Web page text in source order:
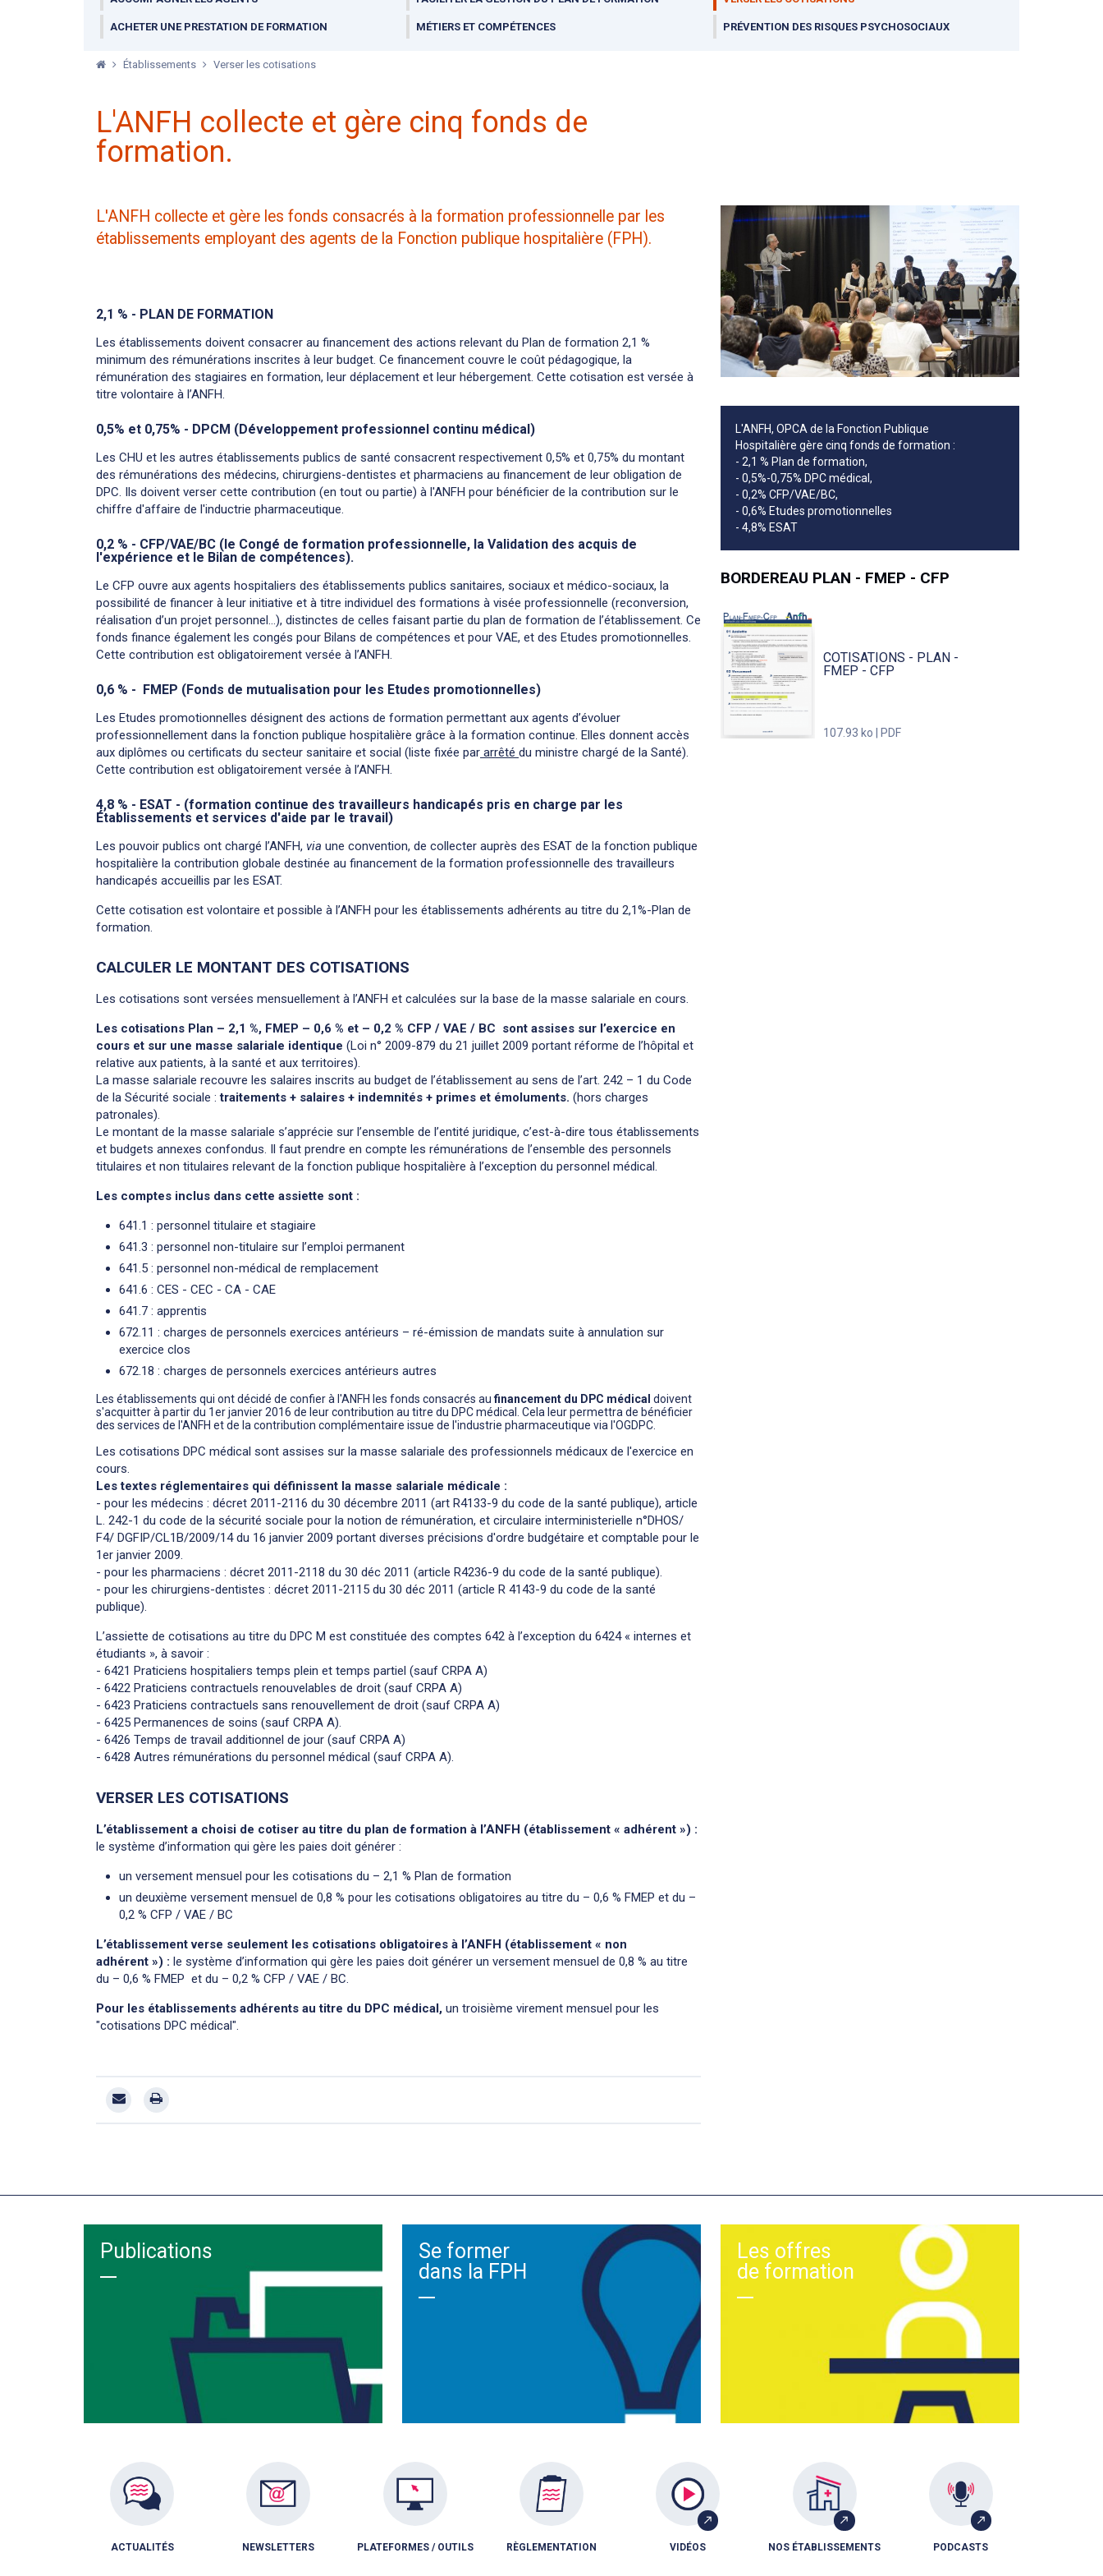
ACHETER UNE PRESTATION DE FORMATION MÉTIERS ET COMPÉTENCES PRÉVENTION DES RISQUES PSYCHOSOCIAUX
Établissements Verser les cotisations
L'ANFH collecte et gère cinq fonds de
formation.
L'ANFH collecte et gère les fonds consacrés à la formation professionnelle par les
établissements employant des agents de la Fonction publique hospitalière (FPH).
2,1 % - PLAN DE FORMATION
Les établissements doivent consacrer au financement des actions relevant du Plan de formation 2,1 %
minimum des rémunérations inscrites à leur budget. Ce financement couvre le coût pédagogique, la
rémunération des stagiaires en formation, leur déplacement et leur hébergement. Cette cotisation est versée à
titre volontaire à l’ANFH.
0,5% et 0,75% - DPCM (Développement professionnel continu médical)
Les CHU et les autres établissements publics de santé consacrent respectivement 0,5% et 0,75% du montant
des rémunérations des médecins, chirurgiens-dentistes et pharmaciens au financement de leur obligation de
DPC. Ils doivent verser cette contribution (en tout ou partie) à l'ANFH pour bénéficier de la contribution sur le
chiffre d'affaire de l'inductrie pharmaceutique.
0,2 % - CFP/VAE/BC (le Congé de formation professionnelle, la Validation des acquis de
l'expérience et le Bilan de compétences).
Le CFP ouvre aux agents hospitaliers des établissements publics sanitaires, sociaux et médico-sociaux, la
possibilité de financer à leur initiative et à titre individuel des formations à visée professionnelle (reconversion,
réalisation d’un projet personnel…), distinctes de celles faisant partie du plan de formation de l’établissement. Ce
fonds finance également les congés pour Bilans de compétences et pour VAE, et des Etudes promotionnelles.
Cette contribution est obligatoirement versée à l’ANFH.
0,6 % - FMEP (Fonds de mutualisation pour les Etudes promotionnelles)
Les Etudes promotionnelles désignent des actions de formation permettant aux agents d’évoluer
professionnellement dans la fonction publique hospitalière grâce à la formation continue. Elles donnent accès
aux diplômes ou certificats du secteur sanitaire et social (liste fixée par arrêté du ministre chargé de la Santé).
Cette contribution est obligatoirement versée à l’ANFH.
4,8 % - ESAT - (formation continue des travailleurs handicapés pris en charge par les
Établissements et services d'aide par le travail)
Les pouvoir publics ont chargé l’ANFH, via une convention, de collecter auprès des ESAT de la fonction publique
hospitalière la contribution globale destinée au financement de la formation professionnelle des travailleurs
handicapés accueillis par les ESAT.
Cette cotisation est volontaire et possible à l’ANFH pour les établissements adhérents au titre du 2,1%-Plan de
formation.
CALCULER LE MONTANT DES COTISATIONS
Les cotisations sont versées mensuellement à l’ANFH et calculées sur la base de la masse salariale en cours.
Les cotisations Plan – 2,1 %, FMEP – 0,6 % et – 0,2 % CFP / VAE / BC sont assises sur l’exercice en
cours et sur une masse salariale identique (Loi n° 2009-879 du 21 juillet 2009 portant réforme de l’hôpital et
relative aux patients, à la santé et aux territoires).
La masse salariale recouvre les salaires inscrits au budget de l’établissement au sens de l’art. 242 – 1 du Code
de la Sécurité sociale :traitements + salaires + indemnités + primes et émoluments. (hors charges
patronales).
Le montant de la masse salariale s’apprécie sur l’ensemble de l’entité juridique, c’est-à-dire tous établissements
et budgets annexes confondus. Il faut prendre en compte les rémunérations de l’ensemble des personnels
titulaires et non titulaires relevant de la fonction publique hospitalière à l’exception du personnel médical.
Les comptes inclus dans cette assiette sont :
641.1 : personnel titulaire et stagiaire
641.3 : personnel non-titulaire sur l’emploi permanent
641.5 : personnel non-médical de remplacement
641.6 : CES - CEC - CA - CAE
641.7 : apprentis
672.11 : charges de personnels exercices antérieurs – ré-émission de mandats suite à annulation sur
exercice clos
672.18 : charges de personnels exercices antérieurs autres
Les établissements qui ont décidé de confier à l'ANFH les fonds consacrés au financement du DPC médical doivent
s'acquitter à partir du 1er janvier 2016 de leur contribution au titre du DPC médical. Cela leur permettra de bénéficier
des services de l'ANFH et de la contribution complémentaire issue de l'industrie pharmaceutique via l'OGDPC.
Les cotisations DPC médical sont assises sur la masse salariale des professionnels médicaux de l'exercice en
cours.
Les textes réglementaires qui définissent la masse salariale médicale :
- pour les médecins : décret 2011-2116 du 30 décembre 2011 (art R4133-9 du code de la santé publique), article
L. 242-1 du code de la sécurité sociale pour la notion de rémunération, et circulaire interministerielle n°DHOS/
F4/ DGFIP/CL1B/2009/14 du 16 janvier 2009 portant diverses précisions d'ordre budgétaire et comptable pour le
1er janvier 2009.
- pour les pharmaciens : décret 2011-2118 du 30 déc 2011 (article R4236-9 du code de la santé publique).
- pour les chirurgiens-dentistes : décret 2011-2115 du 30 déc 2011 (article R 4143-9 du code de la santé
publique).
L’assiette de cotisations au titre du DPC M est constituée des comptes 642 à l’exception du 6424 « internes et
étudiants », à savoir :
- 6421 Praticiens hospitaliers temps plein et temps partiel (sauf CRPA A)
- 6422 Praticiens contractuels renouvelables de droit (sauf CRPA A)
- 6423 Praticiens contractuels sans renouvellement de droit (sauf CRPA A)
- 6425 Permanences de soins (sauf CRPA A).
- 6426 Temps de travail additionnel de jour (sauf CRPA A)
- 6428 Autres rémunérations du personnel médical (sauf CRPA A).
VERSER LES COTISATIONS
L’établissement a choisi de cotiser au titre du plan de formation à l’ANFH (établissement « adhérent ») :
le système d’information qui gère les paies doit générer :
un versement mensuel pour les cotisations du – 2,1 % Plan de formation
un deuxième versement mensuel de 0,8 % pour les cotisations obligatoires au titre du – 0,6 % FMEP et du –
0,2 % CFP / VAE / BC
L’établissement verse seulement les cotisations obligatoires à l’ANFH (établissement « non
adhérent ») : le système d’information qui gère les paies doit générer un versement mensuel de 0,8 % au titre
du – 0,6 % FMEP et du – 0,2 % CFP / VAE / BC.
Pour les établissements adhérents au titre du DPC médical, un troisième virement mensuel pour les
"cotisations DPC médical".
L'ANFH, OPCA de la Fonction Publique
Hospitalière gère cinq fonds de formation :
- 2,1 % Plan de formation,
- 0,5%-0,75% DPC médical,
- 0,2% CFP/VAE/BC,
- 0,6% Etudes promotionnelles
- 4,8% ESAT
BORDEREAU PLAN - FMEP - CFP
COTISATIONS - PLAN -
FMEP - CFP
107.93 ko | PDF
Publications
Se former
dans la FPH
Les offres
de formation
ACTUALITÉS NEWSLETTERS PLATEFORMES / OUTILS RÈGLEMENTATION VIDÉOS NOS ÉTABLISSEMENTS PODCASTS